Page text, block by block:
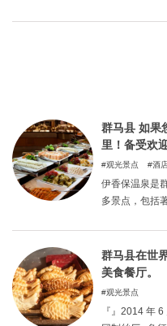
年来，媒体的
群马县 如果
里！备受欢
观光景点 酒
伊香保温泉是
多景点，包括
绍伊香保温泉
群马县在世
美食餐厅。
观光景点
『』2014 年